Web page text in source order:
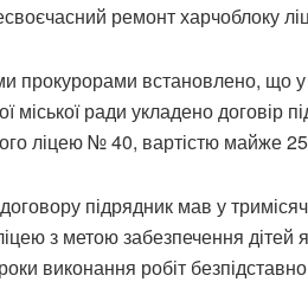
ремонт харчоблоку
прокурорами встановлено, що у
міської ради укладено договір
ліцею № 40, вартістю майже
підрядник мав у
з метою забезпечення
виконання робіт